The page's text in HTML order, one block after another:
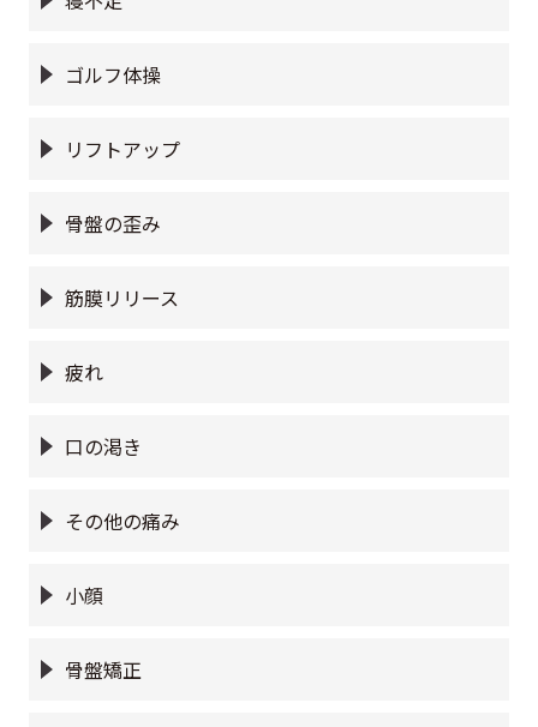
ゴルフ体操
リフトアップ
骨盤の歪み
筋膜リリース
疲れ
口の渇き
その他の痛み
小顔
骨盤矯正